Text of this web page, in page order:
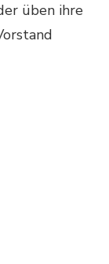
üben ihre